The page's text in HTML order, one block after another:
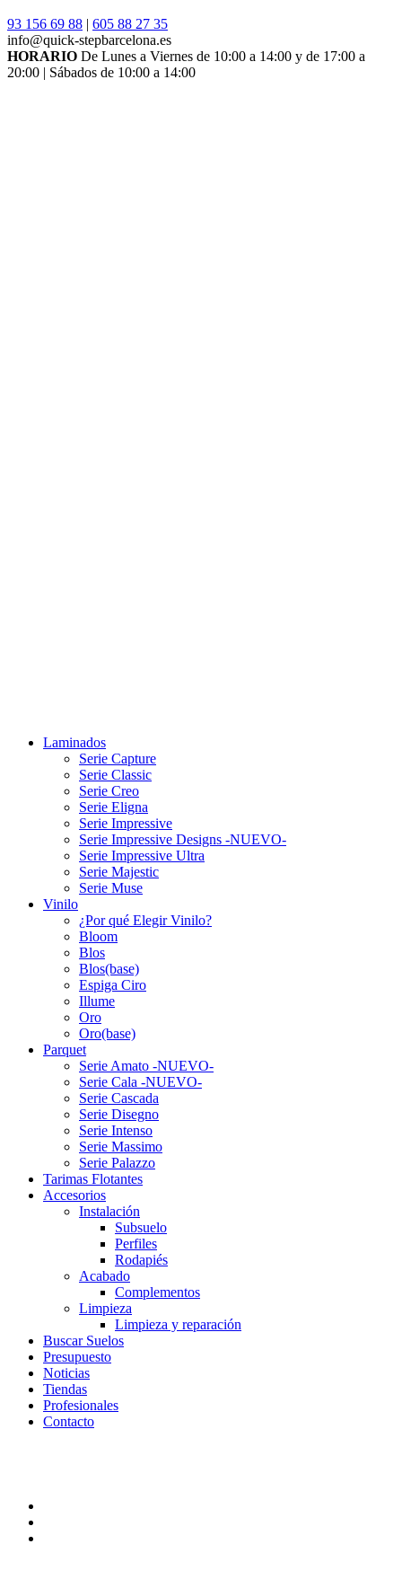
93 156 69 88 | 605 88 27 35
info@quick-stepbarcelona.es
HORARIO De Lunes a Viernes de 10:00 a 14:00 y de 17:00 a
20:00 | Sábados de 10:00 a 14:00
Laminados
Serie Capture
Serie Classic
Serie Creo
Serie Eligna
Serie Impressive
Serie Impressive Designs -NUEVO-
Serie Impressive Ultra
Serie Majestic
Serie Muse
Vinilo
¿Por qué Elegir Vinilo?
Bloom
Blos
Blos(base)
Espiga Ciro
Illume
Oro
Oro(base)
Parquet
Serie Amato -NUEVO-
Serie Cala -NUEVO-
Serie Cascada
Serie Disegno
Serie Intenso
Serie Massimo
Serie Palazzo
Tarimas Flotantes
Accesorios
Instalación
Subsuelo
Perfiles
Rodapiés
Acabado
Complementos
Limpieza
Limpieza y reparación
Buscar Suelos
Presupuesto
Noticias
Tiendas
Profesionales
Contacto